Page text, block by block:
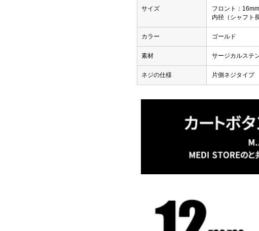
サイズ
フロント：16mm
内径（シャフト
カラー ゴールド
素材 サージカルステ
ネジの仕様 片側ネジタイプ